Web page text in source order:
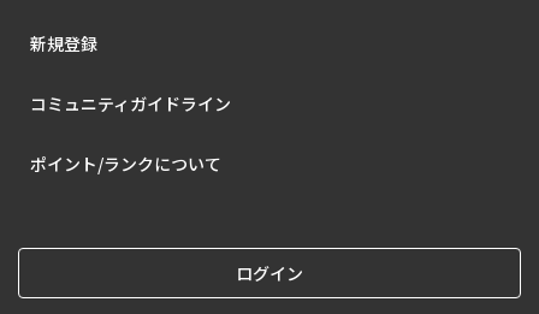
新規登録
コミュニティガイドライン
ポイント/ランクについて
ログイン